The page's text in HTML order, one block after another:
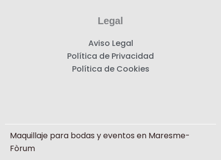
Legal
Aviso Legal
Política de Privacidad
Política de Cookies
Maquillaje para bodas y eventos en Maresme-
Fòrum